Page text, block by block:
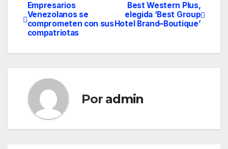
Navegación
de
entradas
Best Western Plus,
elegida ‘Best Group
Hotel Brand–Boutique’
Empresarios
Venezolanos se
comprometen con sus
compatriotas
Por admin